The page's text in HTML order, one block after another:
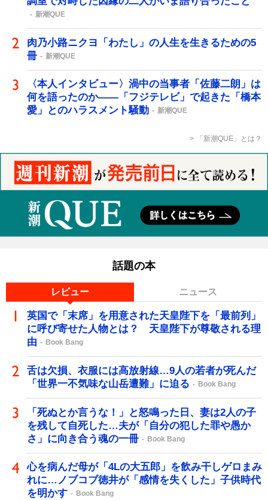
新潮QUE
肉乃小路ニクヨ「わたし」の人生を生きるための5
冊
新潮QUE
〈本人インタビュー〉渦中の当事者「佐藤二朗」は
何を語ったのか――「フジテレビ」で起きた「橋本
愛」とのハラスメント騒動
新潮QUE
「新潮QUE」とは？
話題の本
レビュー ニュース
英国で「末席」を用意された天皇陛下を「最前列」
に呼び寄せた人物とは？ 天皇陛下が尊敬される理
由
Book Bang
舌は欠損、衣服には高放射線…9人の若者が死んだ
「世界一不気味な山岳遭難」に迫る
Book Bang
「死ぬとか言うな！」と怒鳴った日、妻は2人の子
を残して自死した…夫が「自分の犯した罪や愚か
さ」に向き合う魂の一冊
Book Bang
心を病んだ母が「4Lの大五郎」を飲み干しゲロまみ
れに…ノブコブ徳井が「感情を失くした」子供時代
を明かす
Book Bang